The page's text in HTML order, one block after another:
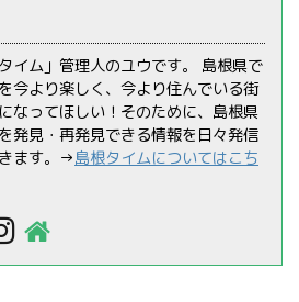
タイム」管理人のユウです。 島根県で
今より楽しく、今より住んでいる街
なってほしい！そのために、島根県
発見・再発見できる情報を日々発信
ます。→島根タイムについてはこち